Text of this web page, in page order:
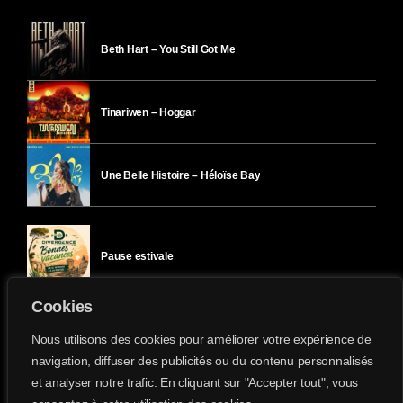
Cookies
Nous utilisons des cookies pour améliorer votre expérience de
navigation, diffuser des publicités ou du contenu personnalisés
et analyser notre trafic. En cliquant sur "Accepter tout", vous
Beth Hart – You Still Got Me
Tinariwen – Hoggar
Une Belle Histoire – Héloïse Bay
Pause estivale
Ici l’Ombre – mardi 28 juillet